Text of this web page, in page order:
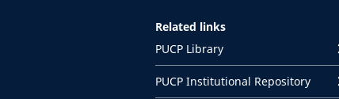
Related links
PUCP Library
PUCP Institutional Repository